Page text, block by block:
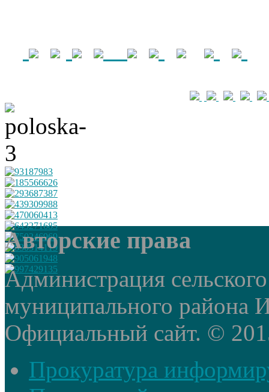
Авторские права
Администрация
муниципального района
Официальный сайт. ©
Прокуратура